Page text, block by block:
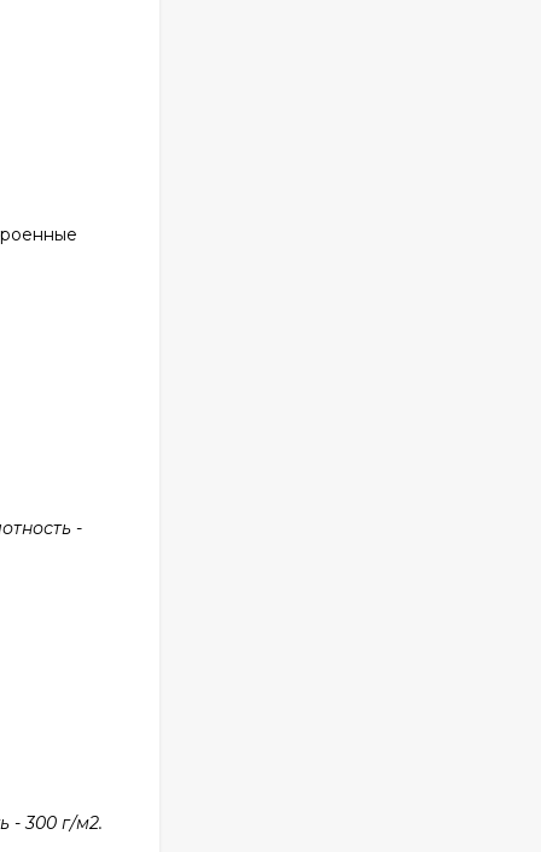
-
- 300 г/м2.